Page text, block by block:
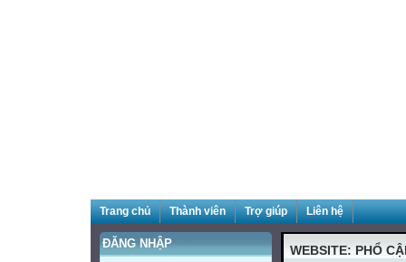
Trang chủ Thành viên Trợ giúp Liên hệ
ĐĂNG NHẬP WEBSITE: PHỔ